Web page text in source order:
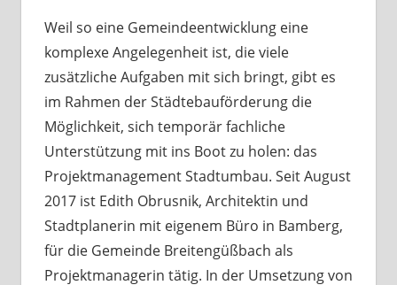
Weil so eine Gemeindeentwicklung eine
komplexe Angelegenheit ist, die viele
zusätzliche Aufgaben mit sich bringt, gibt es
im Rahmen der Städtebauförderung die
Möglichkeit, sich temporär fachliche
Unterstützung mit ins Boot zu holen: das
Projektmanagement Stadtumbau. Seit August
2017 ist Edith Obrusnik, Architektin und
Stadtplanerin mit eigenem Büro in Bamberg,
für die Gemeinde Breitengüßbach als
Projektmanagerin tätig. In der Umsetzung von